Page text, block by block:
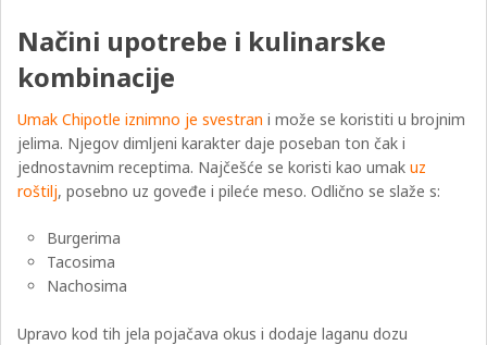
Načini upotrebe i kulinarske
kombinacije
Umak Chipotle iznimno je svestran i može se koristiti u brojnim
jelima. Njegov dimljeni karakter daje poseban ton čak i
jednostavnim receptima. Najčešće se koristi kao umakuz
roštilj, posebno uz goveđe i pileće meso. Odlično se slaže s:
Burgerima
Tacosima
Nachosima
Upravo kod tih jela pojačava okus i dodaje laganu dozu